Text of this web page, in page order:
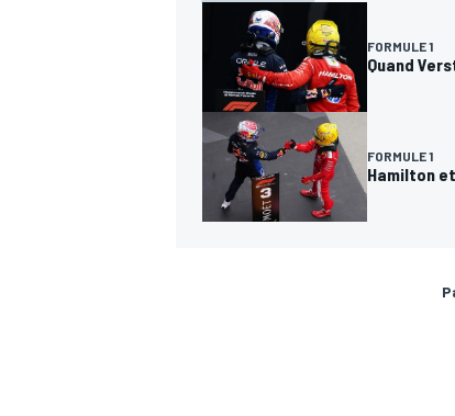
FORMULE 1
Quand
FORMULE 1
Hamilton